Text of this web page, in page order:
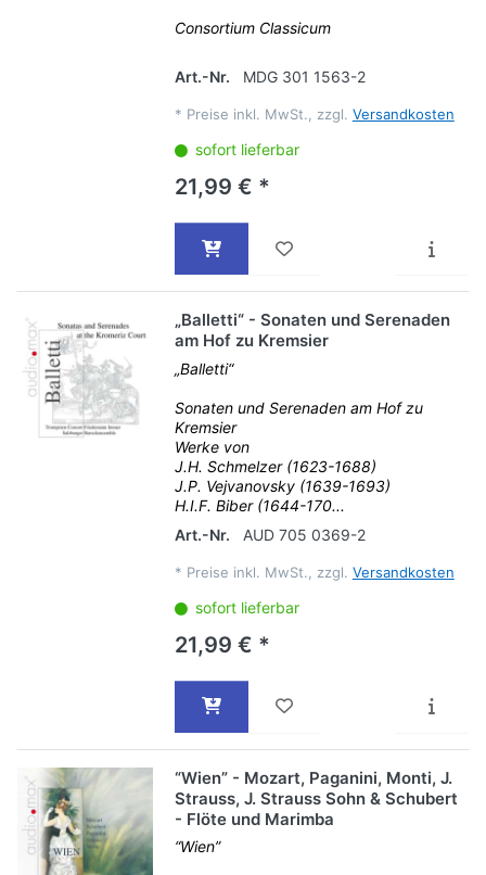
Consortium Classicum
Art.-Nr. MDG 301 1563-2
* Preise inkl. MwSt., zzgl. Versandkosten
sofort lieferbar
21,99 € *
„Balletti“ - Sonaten und Serenaden
am Hof zu Kremsier
„Balletti“
Sonaten und Serenaden am Hof zu
Kremsier
Werke von
J.H. Schmelzer (1623-1688)
J.P. Vejvanovsky (1639-1693)
H.I.F. Biber (1644-170...
Art.-Nr.
AUD 705 0369-2
* Preise inkl. MwSt., zzgl. Versandkosten
sofort lieferbar
21,99 € *
“Wien” - Mozart, Paganini, Monti, J.
Strauss, J. Strauss Sohn & Schubert
- Flöte und Marimba
“Wien”